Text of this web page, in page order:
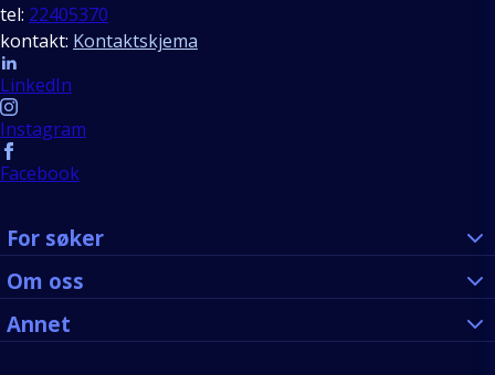
tel: 22405370
kontakt: Kontaktskjema
Follow us
LinkedIn
Instagram
Facebook
For søker
Om oss
Annet